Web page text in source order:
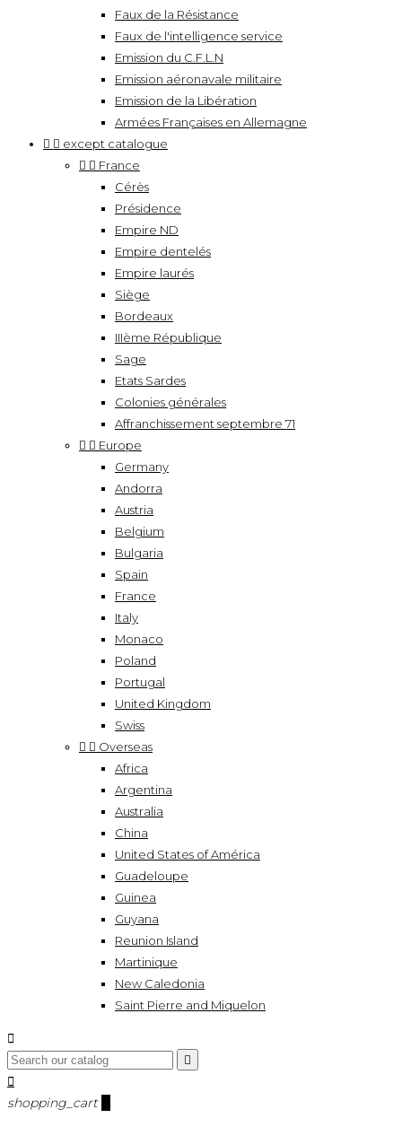
Faux de la Résistance
Faux de l'intelligence service
Emission du C.F.L.N
Emission aéronavale militaire
Emission de la Libération
Armées Françaises en Allemagne
  except catalogue
  France
Cérès
Présidence
Empire ND
Empire dentelés
Empire laurés
Siège
Bordeaux
IIIème République
Sage
Etats Sardes
Colonies générales
Affranchissement septembre 71
  Europe
Germany
Andorra
Austria
Belgium
Bulgaria
Spain
France
Italy
Monaco
Poland
Portugal
United Kingdom
Swiss
  Overseas
Africa
Argentina
Australia
China
United States of América
Guadeloupe
Guinea
Guyana
Reunion Island
Martinique
New Caledonia
Saint Pierre and Miquelon



shopping_cart